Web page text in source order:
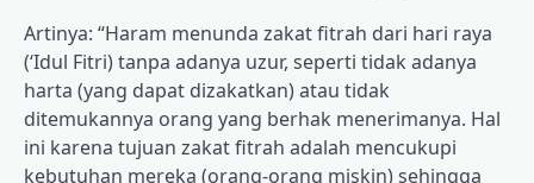
Artinya: “Haram menunda zakat fitrah dari hari raya
(‘Idul Fitri) tanpa adanya uzur, seperti tidak adanya
harta (yang dapat dizakatkan) atau tidak
ditemukannya orang yang berhak menerimanya. Hal
ini karena tujuan zakat fitrah adalah mencukupi
kebutuhan mereka (orang-orang miskin) sehingga